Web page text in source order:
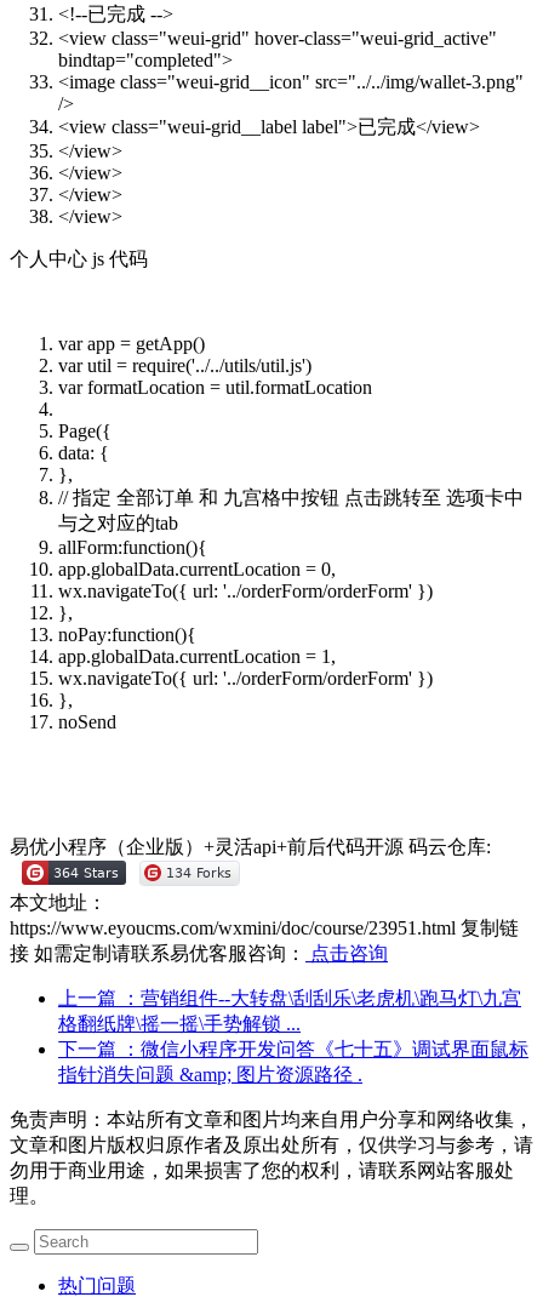
<!--已完成 -->
<view class="weui-grid" hover-class="weui-grid_active"
bindtap="completed">
<image class="weui-grid__icon" src="../../img/wallet-3.png"
/>
<view class="weui-grid__label label">已完成</view>
</view>
</view>
</view>
</view>
个人中心 js 代码
var app = getApp()
var util = require('../../utils/util.js')
var formatLocation = util.formatLocation
Page({
data: {
},
// 指定 全部订单 和 九宫格中按钮 点击跳转至 选项卡中
与之对应的tab
allForm:function(){
app.globalData.currentLocation = 0,
wx.navigateTo({ url: '../orderForm/orderForm' })
},
noPay:function(){
app.globalData.currentLocation = 1,
wx.navigateTo({ url: '../orderForm/orderForm' })
},
noSend
易优小程序（企业版）+灵活api+前后代码开源 码云仓库:
本文地址：
https://www.eyoucms.com/wxmini/doc/course/23951.html 复制链
接 如需定制请联系易优客服咨询： 点击咨询
上一篇
：营销组件--大转盘\刮刮乐\老虎机\跑马灯\九宫
格翻纸牌\摇一摇\手势解锁 ...
下一篇
：微信小程序开发问答《七十五》调试界面鼠标
指针消失问题 &amp; 图片资源路径 .
免责声明：本站所有文章和图片均来自用户分享和网络收集，
文章和图片版权归原作者及原出处所有，仅供学习与参考，请
勿用于商业用途，如果损害了您的权利，请联系网站客服处
理。
热门问题